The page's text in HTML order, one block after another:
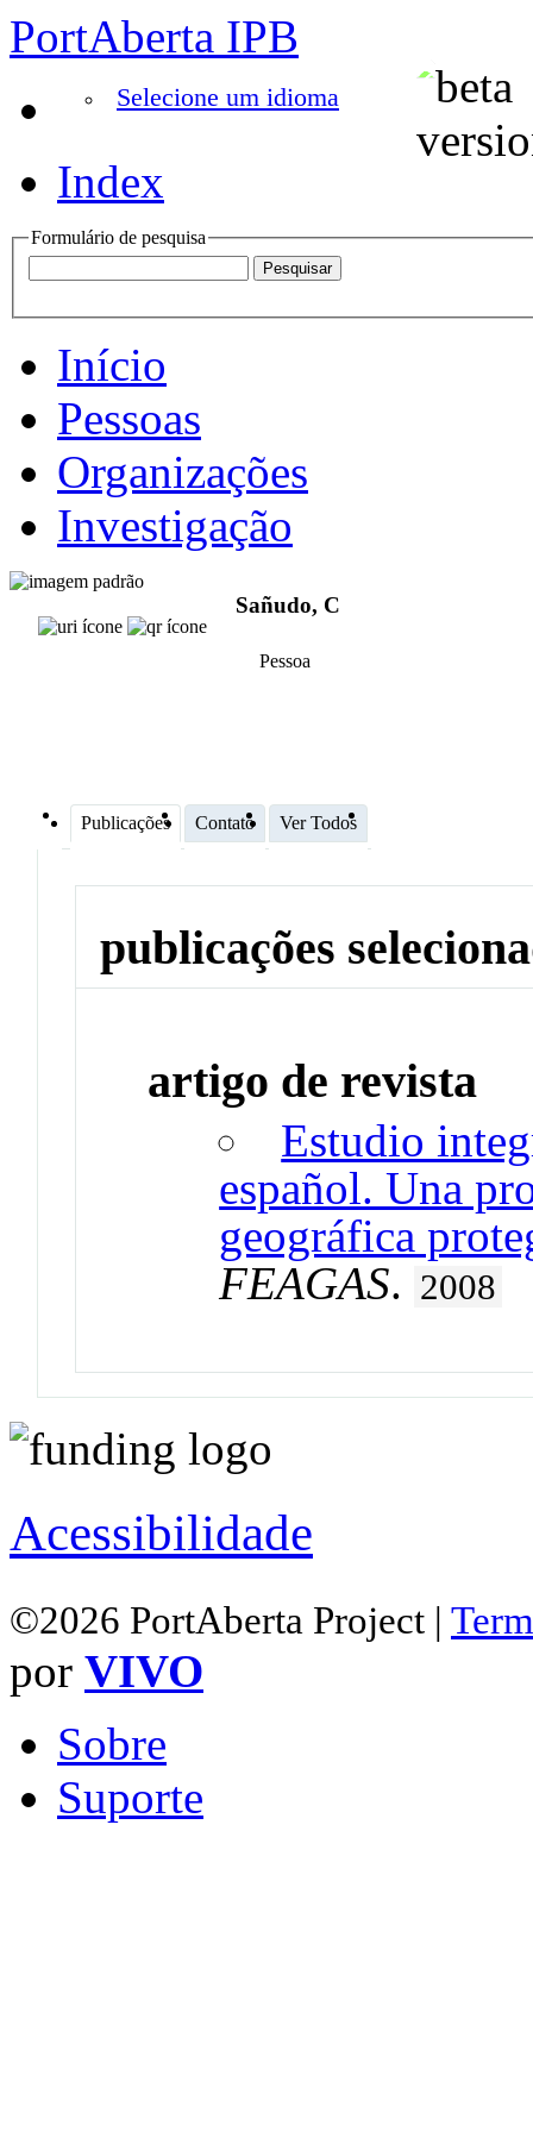
PortAberta IPB
Selecione um idioma
Index
Formulário de pesquisa
Início
Pessoas
Organizações
Investigação
Sañudo, C
Pessoa
Publicações Contato Ver Todos
publicações
artigo de revista
Estudio
español. Una
geográfica
FEAGAS. 2008
Acessibilidade
©2026 PortAberta Project |
por VIVO
Sobre
Suporte